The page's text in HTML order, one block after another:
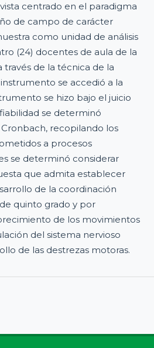
centrado en el paradigma
de campo de carácter
como unidad de análisis
(24) docentes de aula de la
través de la técnica de la
se accedió a la
se hizo bajo el juicio
se determinó
recopilando los
a procesos
se determinó considerar
que admita establecer
de la coordinación
quinto grado y por
de los movimientos
del sistema nervioso
de las destrezas motoras.